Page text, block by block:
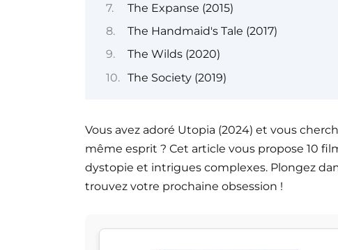
The Expanse (2015)
The Handmaid's Tale (2017)
The Wilds (2020)
The Society (2019)
Vous avez adoré Utopia (2024) et vous
même esprit ? Cet article vous propose 10
dystopie et intrigues complexes. Plongez
trouvez votre prochaine obsession !